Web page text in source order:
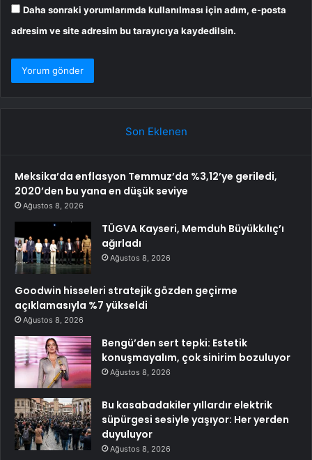
Daha sonraki yorumlarımda kullanılması için adım, e-posta
adresim ve site adresim bu tarayıcıya kaydedilsin.
Son Eklenen
Meksika’da enflasyon Temmuz’da %3,12’ye geriledi,
2020’den bu yana en düşük seviye
Ağustos 8, 2026
TÜGVA Kayseri, Memduh Büyükkılıç’ı
ağırladı
Ağustos 8, 2026
Goodwin hisseleri stratejik gözden geçirme
açıklamasıyla %7 yükseldi
Ağustos 8, 2026
Bengü’den sert tepki: Estetik
konuşmayalım, çok sinirim bozuluyor
Ağustos 8, 2026
Bu kasabadakiler yıllardır elektrik
süpürgesi sesiyle yaşıyor: Her yerden
duyuluyor
Ağustos 8, 2026